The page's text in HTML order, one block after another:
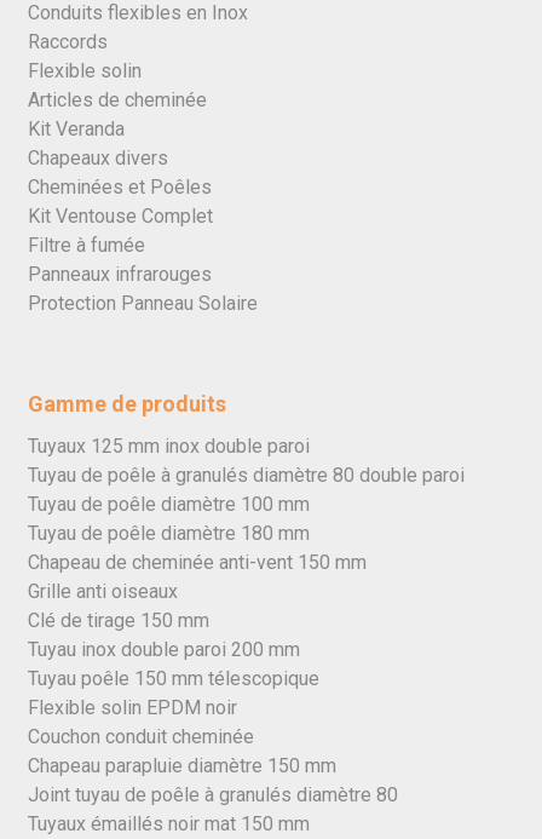
Conduits flexibles en Inox
Raccords
Flexible solin
Articles de cheminée
Kit Veranda
Chapeaux divers
Cheminées et Poêles
Kit Ventouse Complet
Filtre à fumée
Panneaux infrarouges
Protection Panneau Solaire
Gamme de produits
Tuyaux 125 mm inox double paroi
Tuyau de poêle à granulés diamètre 80 double paroi
Tuyau de poêle diamètre 100 mm
Tuyau de poêle diamètre 180 mm
Chapeau de cheminée anti-vent 150 mm
Grille anti oiseaux
Clé de tirage 150 mm
Tuyau inox double paroi 200 mm
Tuyau poêle 150 mm télescopique
Flexible solin EPDM noir
Couchon conduit cheminée
Chapeau parapluie diamètre 150 mm
Joint tuyau de poêle à granulés diamètre 80
Tuyaux émaillés noir mat 150 mm